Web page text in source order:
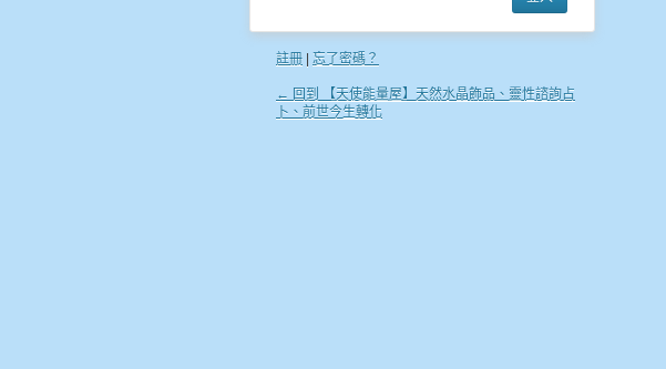
註冊 忘了密碼？
← 回到 【天使能量屋】天然水晶飾品、靈性諮詢占
卜、前世今生轉化